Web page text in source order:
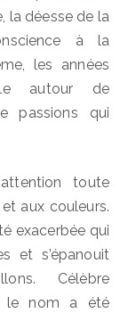
la déesse de la
à la
les années
autour de
passions qui
toute
aux couleurs.
exacerbée qui
et s’épanouit
Célèbre
le nom a été